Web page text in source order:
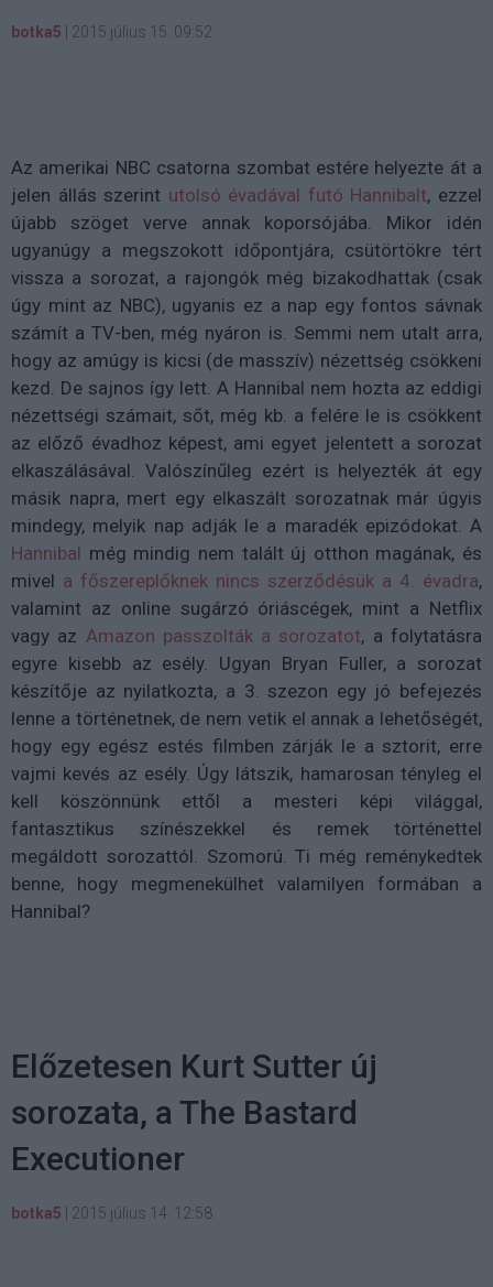
botka5 2015 július 15. 09:52
Az amerikai NBC csatorna szombat estére helyezte át a
jelen állás szerint utolsó évadával futó Hannibalt, ezzel
újabb szöget verve annak koporsójába. Mikor idén
ugyanúgy a megszokott időpontjára, csütörtökre tért
vissza a sorozat, a rajongók még bizakodhattak (csak
úgy mint az NBC), ugyanis ez a nap egy fontos sávnak
számít a TV-ben, még nyáron is. Semmi nem utalt arra,
hogy az amúgy is kicsi (de masszív) nézettség csökkeni
kezd. De sajnos így lett. A Hannibal nem hozta az eddigi
nézettségi számait, sőt, még kb. a felére le is csökkent
az előző évadhoz képest, ami egyet jelentett a sorozat
elkaszálásával. Valószínűleg ezért is helyezték át egy
másik napra, mert egy elkaszált sorozatnak már úgyis
mindegy, melyik nap adják le a maradék epizódokat. A
Hannibal még mindig nem talált új otthon magának, és
mivel a főszereplőknek nincs szerződésük a 4. évadra,
valamint az online sugárzó óriáscégek, mint a Netflix
vagy az Amazon passzolták a sorozatot, a folytatásra
egyre kisebb az esély. Ugyan Bryan Fuller, a sorozat
készítője az nyilatkozta, a 3. szezon egy jó befejezés
lenne a történetnek, de nem vetik el annak a lehetőségét,
hogy egy egész estés filmben zárják le a sztorit, erre
vajmi kevés az esély. Úgy látszik, hamarosan tényleg el
kell köszönnünk ettől a mesteri képi világgal,
fantasztikus színészekkel és remek történettel
megáldott sorozattól. Szomorú. Ti még reménykedtek
benne, hogy megmenekülhet valamilyen formában a
Hannibal?
Előzetesen Kurt Sutter új
sorozata, a The Bastard
Executioner
botka5 2015 július 14. 12:58